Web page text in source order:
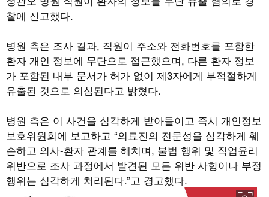
찰에 신고했다.
병원 측은 조사 결과, 직원이 주소와 전화번호를 포함한
환자 개인 정보에 무단으로 접근했으며, 다른 환자 정보
가 포함된 내부 문서가 허가 없이 제3자에게 부적절하게
유출된 것으로 의심된다고 밝혔다.
병원 측은 이 사건을 심각하게 받아들이고 즉시 개인정보
보호위원회에 보고하고 “의료진의 전문성을 심각하게 훼
손하고 의사-환자 관계를 해치며, 불법 행위 및 직업윤리
위반으로 조사 과정에서 발견된 모든 위반 사항이나 부정
행위는 심각하게 처리된다.”고 경고했다.